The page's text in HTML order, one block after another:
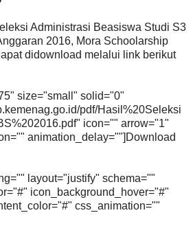
Administrasi Beasiswa Studi S3
2016, Mora Schoolarship
didownload melalui link berikut
size="small" solid="0"
pdf/Hasil%20Seleksi
icon="" arrow="1"
animation_delay=""]Download
layout="justify" schema=""
icon_background_hover="#"
css_animation=""